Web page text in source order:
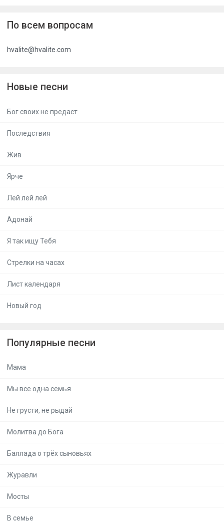
По всем вопросам
hvalite@hvalite.com
Новые песни
Бог своих не предаст
Последствия
Жив
Ярче
Лей лей лей
Адонай
Я так ищу Тебя
Стрелки на часах
Лист календаря
Новый год
Популярные песни
Мама
Мы все одна семья
Не грусти, не рыдай
Молитва до Бога
Баллада о трёх сыновьях
Журавли
Мосты
В семье